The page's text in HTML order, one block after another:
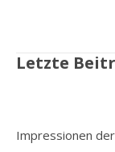
Letzte
Impressionen